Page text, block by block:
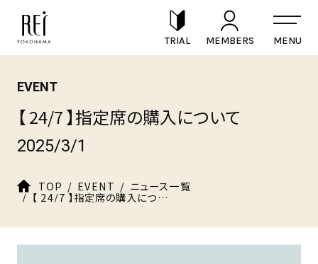
TRIAL MEMBERS
EVENT
【 24/7 】指定席の購入について
2025/3/1
TOP EVENT ニュース一覧
【 24/7 】指定席の購入について